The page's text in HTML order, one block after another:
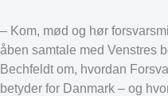
– Kom, mød og hør
åben samtale med Venstres
Bechfeldt om, hvordan
betyder for Danmark – og